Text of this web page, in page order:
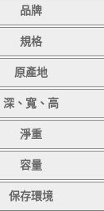
品牌
規格
原產地
深、寬、高
淨重
容量
保存環境